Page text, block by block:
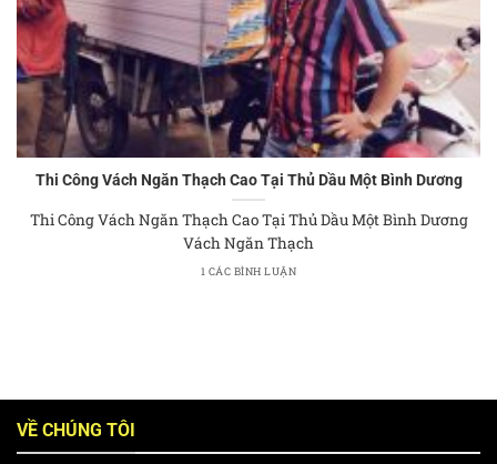
Thi Công Vách Ngăn Thạch Cao Tại Thủ Dầu Một Bình Dương
Thi Công Vách Ngăn Thạch Cao Tại Thủ Dầu Một Bình Dương
Vách Ngăn Thạch
1 CÁC BÌNH LUẬN
VỀ CHÚNG TÔI